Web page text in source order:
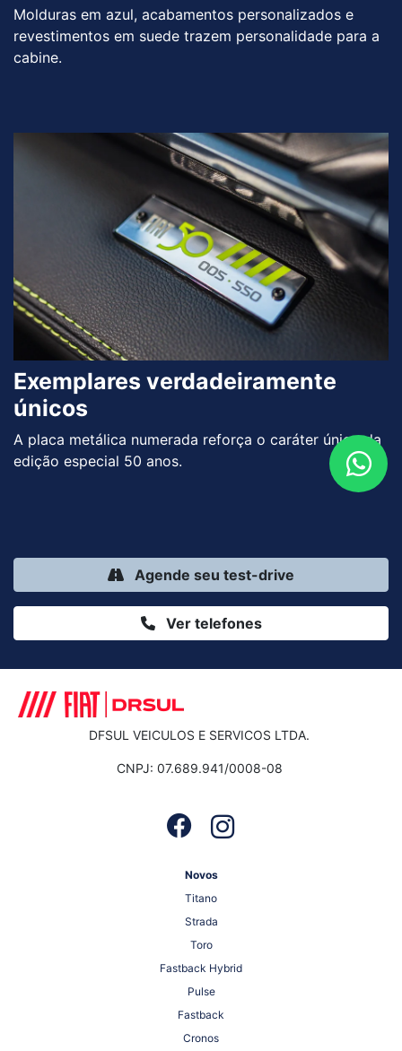
Molduras em azul, acabamentos personalizados e
revestimentos em suede trazem personalidade para a
cabine.
Exemplares verdadeiramente
únicos
A placa metálica numerada reforça o caráter único da
edição especial 50 anos.
Ver telefones
Agende seu test-drive
DFSUL VEICULOS E SERVICOS LTDA.
CNPJ: 07.689.941/0008-08
Novos
Titano
Strada
Toro
Fastback Hybrid
Pulse
Fastback
Cronos